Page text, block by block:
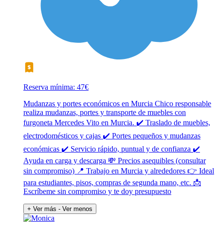
Reserva mínima: 47€
Mudanzas y portes económicos en Murcia Chico responsable
realiza mudanzas, portes y transporte de muebles con
furgoneta Mercedes Vito en Murcia. ✔️ Traslado de muebles,
electrodomésticos y cajas ✔️ Portes pequeños y mudanzas
económicas ✔️ Servicio rápido, puntual y de confianza ✔️
Ayuda en carga y descarga 💸 Precios asequibles (consultar
sin compromiso) 📍 Trabajo en Murcia y alrededores 👉 Ideal
para estudiantes, pisos, compras de segunda mano, etc. 📩
Escríbeme sin compromiso y te doy presupuesto
+ Ver más - Ver menos